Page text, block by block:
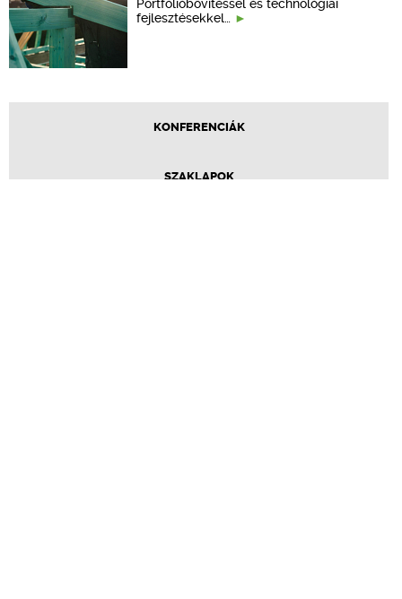
Portfólióbővítéssel és technológiai
fejlesztésekkel…
KONFERENCIÁK
SZAKLAPOK